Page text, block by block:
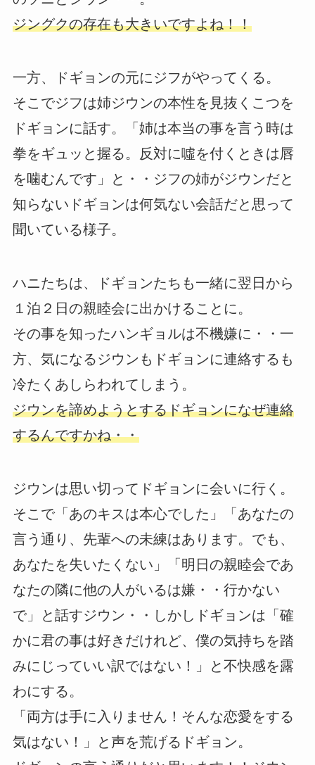
ジングクの存在も大きいですよね！！
一方、ドギョンの元にジフがやってくる。
そこでジフは姉ジウンの本性を見抜くこつを
ドギョンに話す。「姉は本当の事を言う時は
拳をギュッと握る。反対に噓を付くときは唇
を噛むんです」と・・ジフの姉がジウンだと
知らないドギョンは何気ない会話だと思って
聞いている様子。
ハニたちは、ドギョンたちも一緒に翌日から
１泊２日の親睦会に出かけることに。
その事を知ったハンギョルは不機嫌に・・一
方、気になるジウンもドギョンに連絡するも
冷たくあしらわれてしまう。
ジウンを諦めようとするドギョンになぜ連絡
するんですかね・・
ジウンは思い切ってドギョンに会いに行く。
そこで「あのキスは本心でした」「あなたの
言う通り、先輩への未練はあります。でも、
あなたを失いたくない」「明日の親睦会であ
なたの隣に他の人がいるは嫌・・行かない
で」と話すジウン・・しかしドギョンは「確
かに君の事は好きだけれど、僕の気持ちを踏
みにじっていい訳ではない！」と不快感を露
わにする。
「両方は手に入りません！そんな恋愛をする
気はない！」と声を荒げるドギョン。